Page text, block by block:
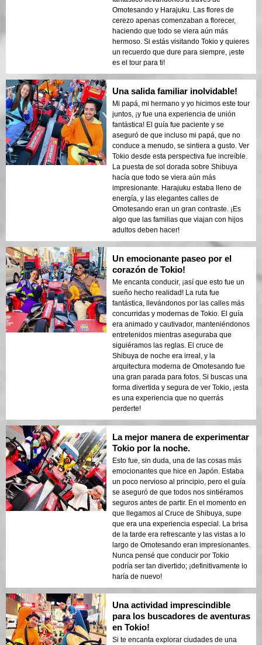
Omotesando y Harajuku. Las flores de
cerezo apenas comenzaban a florecer,
haciendo que todo se viera aún más
hermoso. Si estás visitando Tokio y quieres
un recuerdo que dure para siempre, ¡este
es el tour para ti!
Una salida familiar inolvidable!
Mi papá, mi hermano y yo hicimos este tour
juntos, ¡y fue una experiencia de unión
fantástica! El guía fue paciente y se
aseguró de que incluso mi papá, que no
conduce a menudo, se sintiera a gusto. Ver
Tokio desde esta perspectiva fue increíble.
La puesta de sol dorada sobre Shibuya
hacía que todo se viera aún más
impresionante. Harajuku estaba lleno de
energía, y las elegantes calles de
Omotesando eran un gran contraste. ¡Es
algo que las familias que viajan con hijos
adultos deben hacer!
Un emocionante paseo por el
corazón de Tokio!
Me encanta conducir, ¡así que esto fue un
sueño hecho realidad! La ruta fue
fantástica, llevándonos por las calles más
concurridas y modernas de Tokio. El guía
era animado y cautivador, manteniéndonos
entretenidos mientras aseguraba que
siguiéramos las reglas. El cruce de
Shibuya de noche era irreal, y la
arquitectura moderna de Omotesando fue
una gran parada para fotos. Si buscas una
forma divertida y segura de ver Tokio, ¡esta
es una experiencia que no querrás
perderte!
La mejor manera de experimentar
Tokio por la noche.
Esto fue, sin duda, una de las cosas más
emocionantes que hice en Japón. Estaba
un poco nervioso al principio, pero el guía
se aseguró de que todos nos sintiéramos
seguros antes de partir. En el momento en
que llegamos al Cruce de Shibuya, supe
que era una experiencia especial. La brisa
de la tarde era refrescante y las vistas a lo
largo de Omotesando eran impresionantes.
Nunca pensé que conducir por Tokio
podría ser tan divertido; ¡definitivamente lo
haría de nuevo!
Una actividad imprescindible
para los buscadores de aventuras
en Tokio!
Si te encanta explorar ciudades de una